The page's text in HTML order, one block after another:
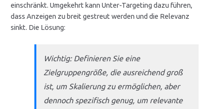
einschränkt. Umgekehrt kann Unter-Targeting dazu führen,
dass Anzeigen zu breit gestreut werden und die Relevanz
sinkt. Die Lösung:
Wichtig: Definieren Sie eine
Zielgruppengröße, die ausreichend groß
ist, um Skalierung zu ermöglichen, aber
dennoch spezifisch genug, um relevante